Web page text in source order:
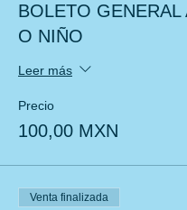
BOLETO GENERAL
O NIÑO
Leer más
Precio
100,00 MXN
Venta finalizada